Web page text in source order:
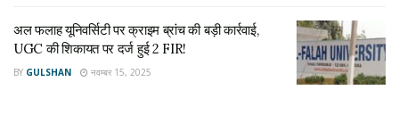
अगर हड़ताल होती है तो दिल्ली में रोजमर्रा की आवाजाही, बाजारों में सामान
की सप्लाई और ऑफिस आने-जाने वाले लोगों पर असर पड़ सकता है। ऐसे में
लोगों को पहले से वैकल्पिक यात्रा व्यवस्था करने की सलाह दी जा रही है।
अल फलाह यूनिवर्सिटी पर क्राइम ब्रांच की बड़ी कार्रवाई,
UGC की शिकायत पर दर्ज हुई 2 FIR!
BY GULSHAN नवम्बर 15, 2025